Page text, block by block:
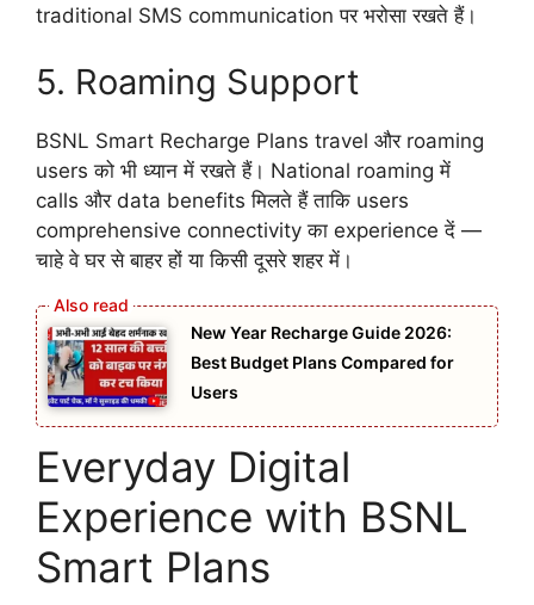
traditional SMS communication पर भरोसा रखते हैं।
5. Roaming Support
BSNL Smart Recharge Plans travel और roaming
users को भी ध्यान में रखते हैं। National roaming में
calls और data benefits मिलते हैं ताकि users
comprehensive connectivity का experience दें —
चाहे वे घर से बाहर हों या किसी दूसरे शहर में।
New Year Recharge Guide 2026:
Best Budget Plans Compared for
Users
Everyday Digital
Experience with BSNL
Smart Plans